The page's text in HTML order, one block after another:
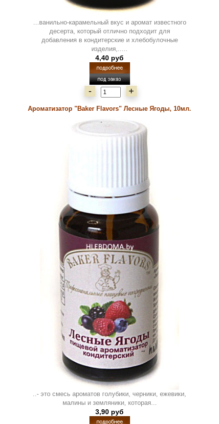
...ванильно-карамельный вкус и аромат известного
десерта, который отлично подходит для
добавления в кондитерские и хлебобулочные
изделия,.....
4,40 руб
- +
Ароматизатор "Baker Flavors" Лесные Ягоды, 10мл.
..- это смесь ароматов голубики, черники, ежевики,
малины и земляники, которая...
3,90 руб